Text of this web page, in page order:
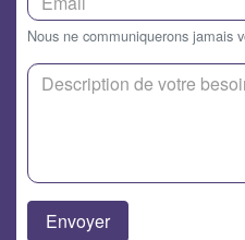
Nous ne communiquerons jamais